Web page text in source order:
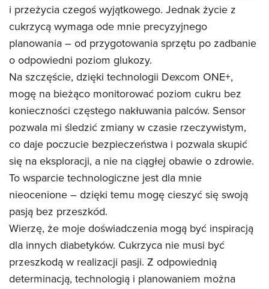
i przeżycia czegoś wyjątkowego. Jednak życie z
cukrzycą wymaga ode mnie precyzyjnego
planowania – od przygotowania sprzętu po zadbanie
o odpowiedni poziom glukozy.
Na szczęście, dzięki technologii Dexcom ONE+,
mogę na bieżąco monitorować poziom cukru bez
konieczności częstego nakłuwania palców. Sensor
pozwala mi śledzić zmiany w czasie rzeczywistym,
co daje poczucie bezpieczeństwa i pozwala skupić
się na eksploracji, a nie na ciągłej obawie o zdrowie.
To wsparcie technologiczne jest dla mnie
nieocenione – dzięki temu mogę cieszyć się swoją
pasją bez przeszkód.
Wierzę, że moje doświadczenia mogą być inspiracją
dla innych diabetyków. Cukrzyca nie musi być
przeszkodą w realizacji pasji. Z odpowiednią
determinacją, technologią i planowaniem można